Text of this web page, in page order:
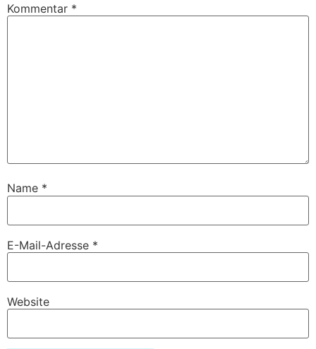
Kommentar *
Name *
E-Mail-Adresse *
Website